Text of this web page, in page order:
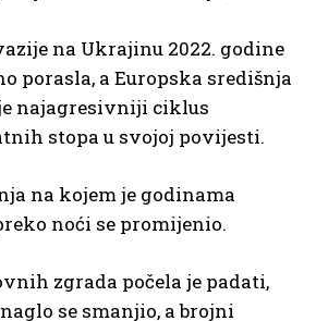
na Ukrajinu 2022. godine
porasla, a Europska središnja
najagresivniji ciklus
stopa u svojoj povijesti.
na kojem je godinama
noći se promijenio.
zgrada počela je padati,
se smanjio, a brojni